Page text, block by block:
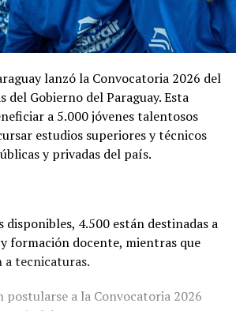
lanzó la Convocatoria 2026 del
del Gobierno del Paraguay. Esta
a 5.000 jóvenes talentosos
estudios superiores y técnicos
y privadas del país.
4.500 están destinadas a
formación docente, mientras que
a tecnicaturas.
postularse a la Convocatoria 2026